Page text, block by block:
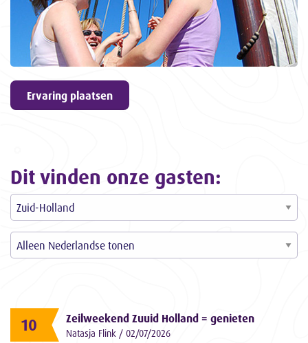
ervaringen
Ervaring plaatsen
Dit vinden onze gasten:
10 Zeilweekend Zuuid Holland = genieten
Natasja Flink / 02/07/2026